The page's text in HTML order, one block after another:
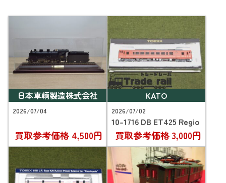
日本車輌製造株式会社
2026/07/04
買取参考価格 4,500円
KATO
2026/07/02
10-1716 DB ET425 Regio
買取参考価格3,000円